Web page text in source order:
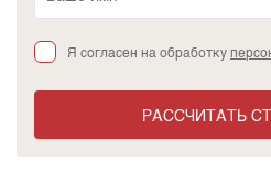
Я согласен на обработку
РАССЧИТАТЬ